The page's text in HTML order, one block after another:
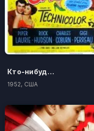
Кто-нибудь видел мою девчонку?
1952, США